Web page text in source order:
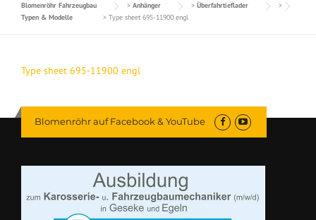
Blomenröhr Fahrzeugbau > Anhänger > Überfahrtieflader
>
Typen & Modelle
> Type sheet 695-11900 engl
Type sheet 695-11900 engl
Blomenröhr auf Facebook & YouTube